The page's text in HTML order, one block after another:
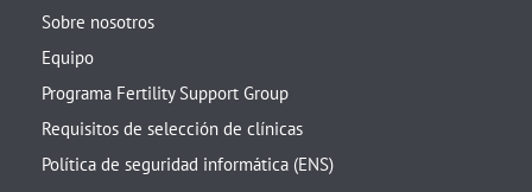
Sobre nosotros
Equipo
Programa Fertility Support Group
Requisitos de selección de clínicas
Política de seguridad informática (ENS)